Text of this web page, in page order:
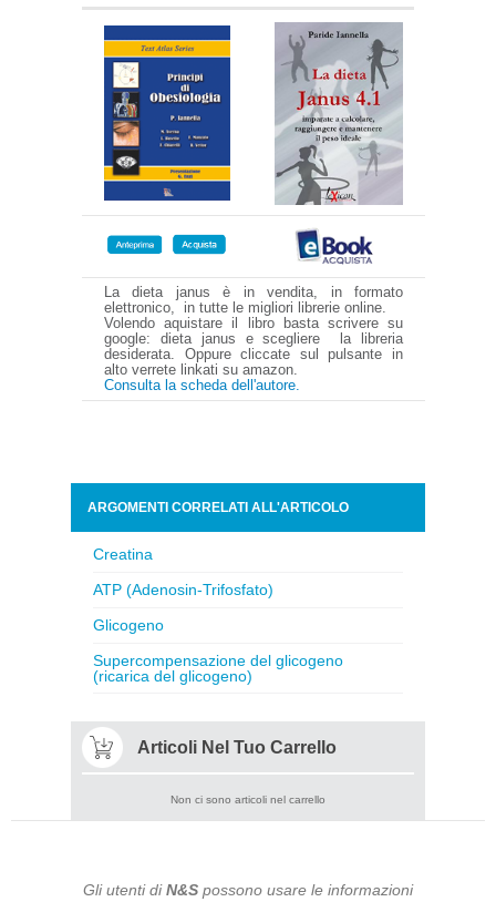
La dieta janus è in vendita, in formato
elettronico, in tutte le migliori librerie online.
Volendo aquistare il libro basta scrivere su
google: dieta janus e scegliere la libreria
desiderata. Oppure cliccate sul pulsante in
alto verrete linkati su amazon.
Consulta la scheda dell'autore.
ARGOMENTI CORRELATI ALL'ARTICOLO
Creatina
ATP (Adenosin-Trifosfato)
Glicogeno
Supercompensazione del glicogeno
(ricarica del glicogeno)
Articoli Nel Tuo Carrello
Non ci sono articoli nel carrello
Gli utenti diN&S possono usare le informazioni